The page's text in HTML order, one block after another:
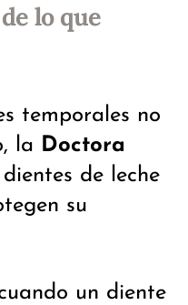
lo que
temporales no
la Doctora
de leche
su
un diente